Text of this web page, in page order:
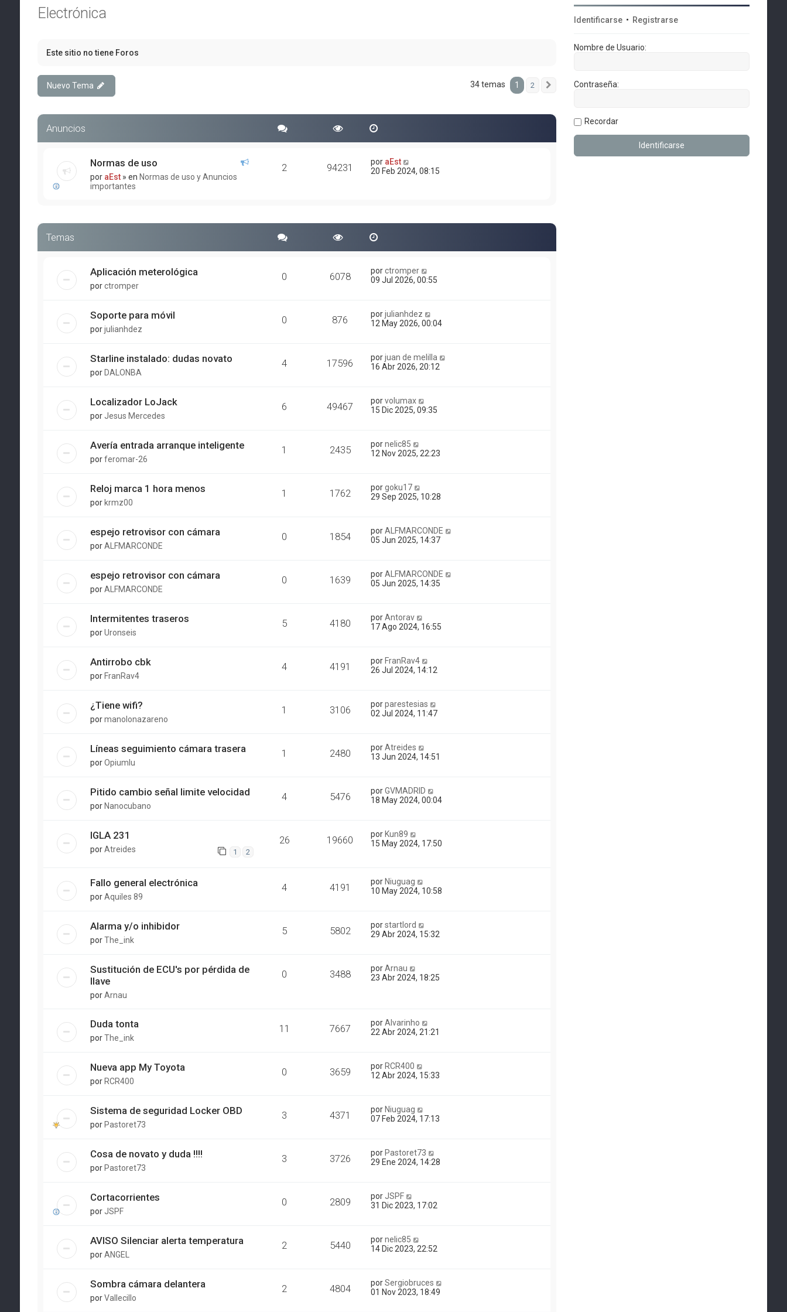
Electrónica
Este sitio no tiene Foros
Nuevo Tema 34 temas 1 2 Siguiente
Anuncios
Normas de uso
por aEst » en Normas de uso y Anuncios
importantes
2 94231 por aEst
20 Feb 2024, 08:15
Temas
Aplicación meterológica
porctromper
0 6078 porctromper
09 Jul 2026, 00:55
Soporte para móvil
porjulianhdez
0 876 porjulianhdez
12 May 2026, 00:04
Starline instalado: dudas novato
por DALONBA
4 17596 porjuan de melilla
16 Abr 2026, 20:12
Localizador LoJack
por Jesus Mercedes
6 49467 porvolumax
15 Dic 2025, 09:35
Avería entrada arranque inteligente
porferomar-26
1 2435 pornelic85
12 Nov 2025, 22:23
Reloj marca 1 hora menos
por krmz00
1 1762 porgoku17
29 Sep 2025, 10:28
espejo retrovisor con cámara
porALFMARCONDE
0 1854 porALFMARCONDE
05 Jun 2025, 14:37
espejo retrovisor con cámara
porALFMARCONDE
0 1639 porALFMARCONDE
05 Jun 2025, 14:35
Intermitentes traseros
porUronseis
5 4180 porAntorav
17 Ago 2024, 16:55
Antirrobo cbk
por FranRav4
4 4191 por FranRav4
26 Jul 2024, 14:12
¿Tiene wifi?
pormanolonazareno
1 3106 porparestesias
02 Jul 2024, 11:47
Líneas seguimiento cámara trasera
porOpiumlu
1 2480 porAtreides
13 Jun 2024, 14:51
Pitido cambio señal limite velocidad
por Nanocubano
4 5476 porGVMADRID
18 May 2024, 00:04
IGLA 231
porAtreides 1 2
26 19660 por Kun89
15 May 2024, 17:50
Fallo general electrónica
porAquiles 89
4 4191 por Niuguag
10 May 2024, 10:58
Alarma y/o inhibidor
porThe_ink
5 5802 porstartlord
29 Abr 2024, 15:32
Sustitución de ECU's por pérdida de
llave
porArnau
0 3488 porArnau
23 Abr 2024, 18:25
Duda tonta
porThe_ink
11 7667 porAlvarinho
22 Abr 2024, 21:21
Nueva app My Toyota
por RCR400
0 3659 por RCR400
12 Abr 2024, 15:33
Sistema de seguridad Locker OBD
por Pastoret73
3 4371 por Niuguag
07 Feb 2024, 17:13
Cosa de novato y duda !!!!
por Pastoret73
3 3726 por Pastoret73
29 Ene 2024, 14:28
Cortacorrientes
por JSPF
0 2809 por JSPF
31 Dic 2023, 17:02
AVISO Silenciar alerta temperatura
porANGEL
2 5440 pornelic85
14 Dic 2023, 22:52
Sombra cámara delantera
porVallecillo
2 4804 porSergiobruces
01 Nov 2023, 18:49
Identificarse • Registrarse
Nombre de Usuario:
Contraseña:
Recordar